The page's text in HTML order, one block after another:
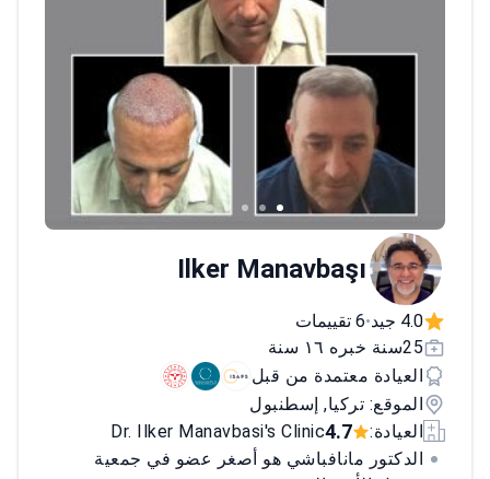
Ilker Manavbaşı
4.0 جيد •6 تقييمات
25سنة خبره ١٦ سنة
العيادة معتمدة من قبل
الموقع: تركيا, إسطنبول
العيادة:
4.7
Dr. Ilker Manavbasi's Clinic
الدكتور مانافباشي هو أصغر عضو في جمعية